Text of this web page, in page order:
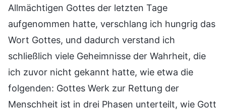
Allmächtigen Gottes der letzten Tage
aufgenommen hatte, verschlang ich hungrig das
Wort Gottes, und dadurch verstand ich
schließlich viele Geheimnisse der Wahrheit, die
ich zuvor nicht gekannt hatte, wie etwa die
folgenden: Gottes Werk zur Rettung der
Menschheit ist in drei Phasen unterteilt, wie Gott